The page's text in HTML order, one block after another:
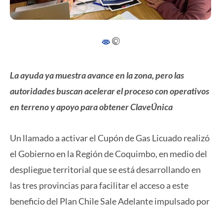
La ayuda ya muestra avance en la zona, pero las
autoridades buscan acelerar el proceso con operativos
en terreno y apoyo para obtener ClaveÚnica
Un llamado a activar el Cupón de Gas Licuado realizó
el Gobierno en la Región de Coquimbo, en medio del
despliegue territorial que se está desarrollando en
las tres provincias para facilitar el acceso a este
beneficio del Plan Chile Sale Adelante impulsado por